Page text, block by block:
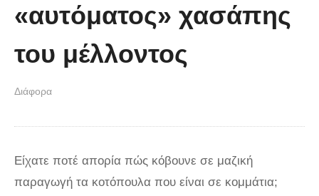
άτυχη μέρα στη δουλειά
«αυτόματος» χασάπης
του μέλλοντος
Διάφορα
Είχατε ποτέ απορία πώς κόβουνε σε μαζική
παραγωγή τα κοτόπουλα που είναι σε κομμάτια;